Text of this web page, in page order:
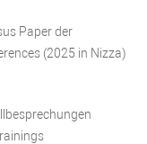
Paper der
(2025 in Nizza)